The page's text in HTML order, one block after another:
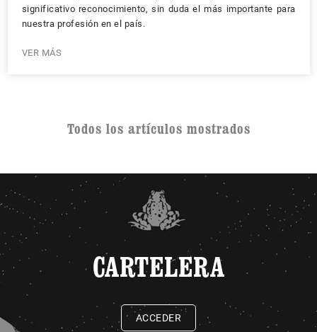
significativo reconocimiento, sin duda el más importante para
nuestra profesión en el país.
VER MÁS
Todos los artículos mostrados
CARTELERA
ACCEDER